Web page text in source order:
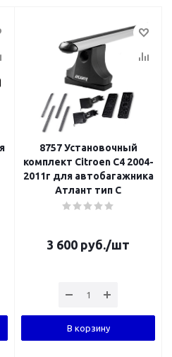
8757 Установочный
комплект Citroen C4 2004-
2011г для автобагажника
Атлант тип C
3 600 руб./шт
В корзину